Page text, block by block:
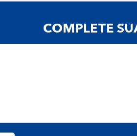
COMPLETE